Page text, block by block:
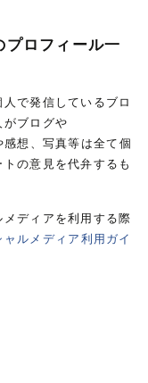
プロフィール一
で発信しているブロ
がブログや
想、写真等は全て個
の意見を代弁するも
ディアを利用する際
ャルメディア利用ガイ